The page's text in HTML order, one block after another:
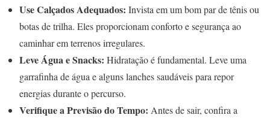
Use Calçados Adequados: Invista em um bom par de tênis ou
botas de trilha. Eles proporcionam conforto e segurança ao
caminhar em terrenos irregulares.
Leve Água e Snacks: Hidratação é fundamental. Leve uma
garrafinha de água e alguns lanches saudáveis para repor
energias durante o percurso.
Verifique a Previsão do Tempo: Antes de sair, confira a